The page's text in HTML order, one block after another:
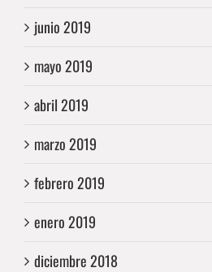
junio 2019
mayo 2019
abril 2019
marzo 2019
febrero 2019
enero 2019
diciembre 2018